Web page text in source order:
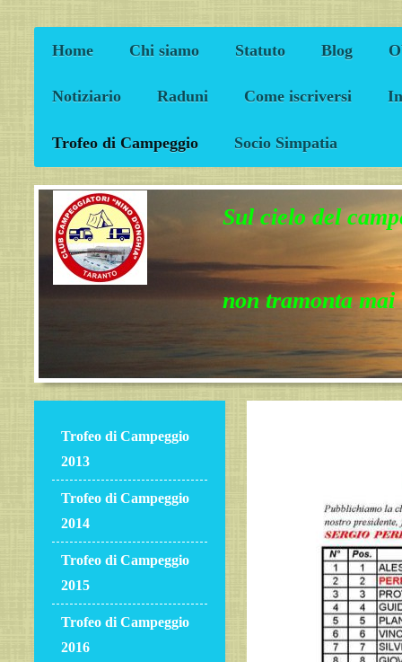
Home Chi siamo Statuto Blog
Notiziario Raduni Come iscriversi
Trofeo di Campeggio Socio Simpatia
Sul cielo del
non tramonta
Trofeo di Campeggio
2013
Trofeo di Campeggio
2014
Trofeo di Campeggio
2015
Trofeo di Campeggio
2016